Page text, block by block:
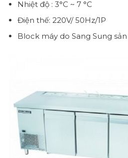
Nhiệt độ : 3°C ~ 7 °C
Điện thế: 220V/ 50Hz/1P
Block máy do Sang Sung